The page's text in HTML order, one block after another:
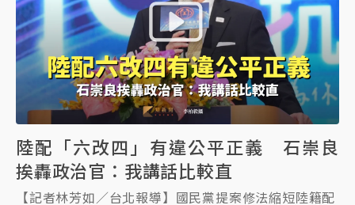
陸配「六改四」有違公平正義 石崇良
挨轟政治官：我講話比較直
【記者林芳如／台北報導】國民黨提案修法縮短陸籍配